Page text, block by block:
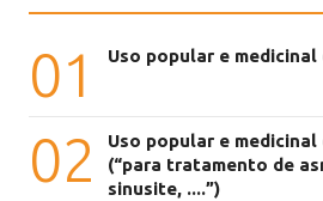
01 Uso popular e
02
Uso popular e
(“para tratamento de
sinusite, ....”)